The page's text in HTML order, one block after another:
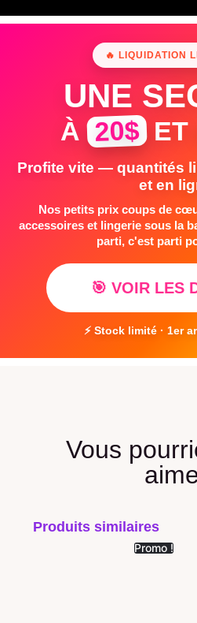
🔥 LIQUIDATION
UNE
À 20$ ET
Profite vite — quantités
et en
Nos petits prix coups de
accessoires et lingerie sous la
parti, c'est parti
🎯 VOIR LES
⚡ Stock limité · 1er
Vous
Produits similaires
Promo !